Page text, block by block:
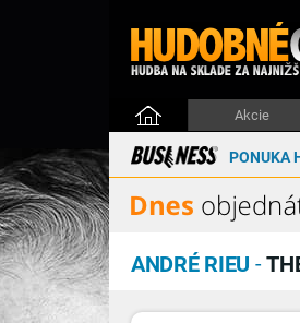
Akcie
PONUKA
ANDRÉ RIEU -